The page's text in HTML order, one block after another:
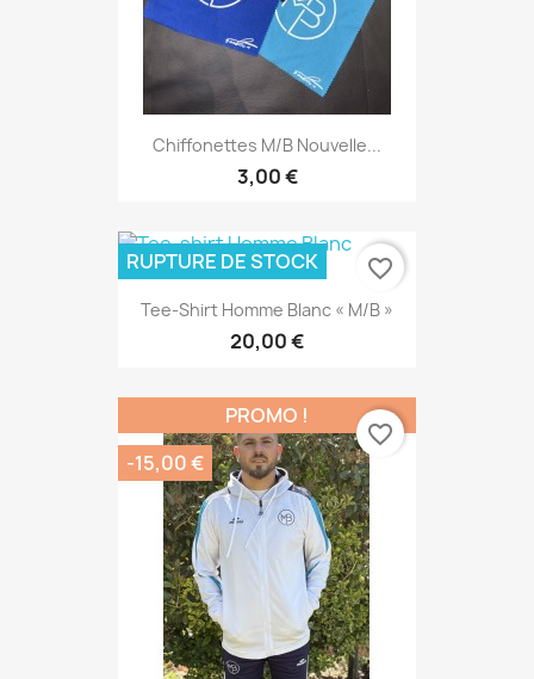
Chiffonettes M/B Nouvelle...
3,00 €
Tee-Shirt Homme Blanc « M/B »
20,00 €
RUPTURE DE STOCK favorite_border
PROMO !
-15,00 €
favorite_border